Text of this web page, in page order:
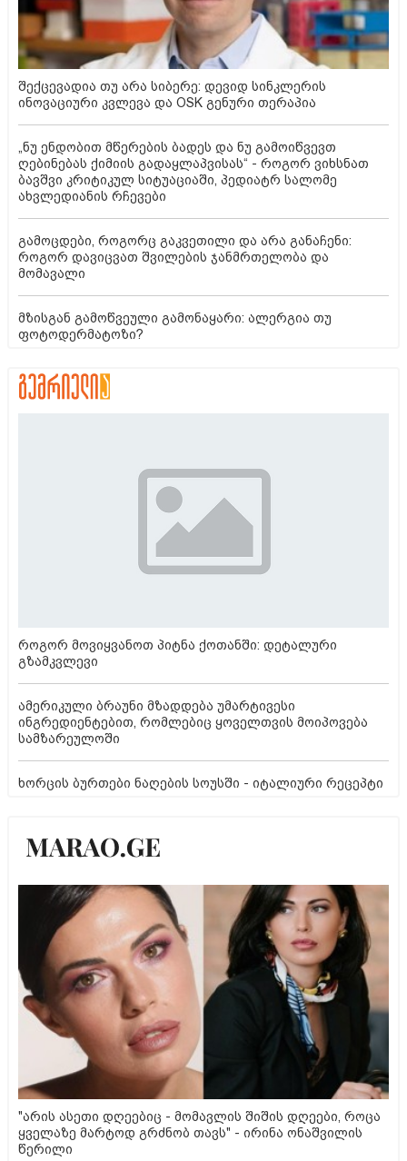
შექცევადია თუ არა სიბერე: დევიდ სინკლერის
ინოვაციური კვლევა და OSK გენური თერაპია
„ნუ ენდობით მწერების ბადეს და ნუ გამოიწვევთ
ღებინებას ქიმიის გადაყლაპვისას“ - როგორ ვიხსნათ
ბავშვი კრიტიკულ სიტუაციაში, პედიატრ სალომე
ახვლედიანის რჩევები
გამოცდები, როგორც გაკვეთილი და არა განაჩენი:
როგორ დავიცვათ შვილების ჯანმრთელობა და
მომავალი
მზისგან გამოწვეული გამონაყარი: ალერგია თუ
ფოტოდერმატოზი?
როგორ მოვიყვანოთ პიტნა ქოთანში: დეტალური
გზამკვლევი
ამერიკული ბრაუნი მზადდება უმარტივესი
ინგრედიენტებით, რომლებიც ყოველთვის მოიპოვება
სამზარეულოში
ხორცის ბურთები ნაღების სოუსში - იტალიური რეცეპტი
"არის ასეთი დღეებიც - მომავლის შიშის დღეები, როცა
ყველაზე მარტოდ გრძნობ თავს" - ირინა ონაშვილის
წერილი